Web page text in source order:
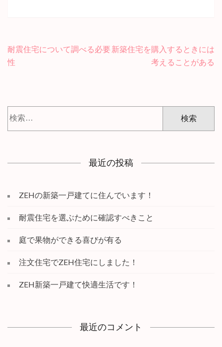
投
ゲ
ー
ン
耐震住宅について調べる必要
性
新築住宅を購入するときには
考えることがある
最近の投稿
ZEHの新築一戸建てに住んでいます！
耐震住宅を選ぶために確認すべきこと
庭で果物ができる喜びが有る
注文住宅でZEH住宅にしました！
ZEH新築一戸建て快適生活です！
最近のコメント